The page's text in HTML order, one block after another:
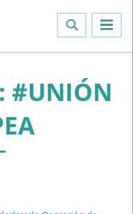
#UNIÓN